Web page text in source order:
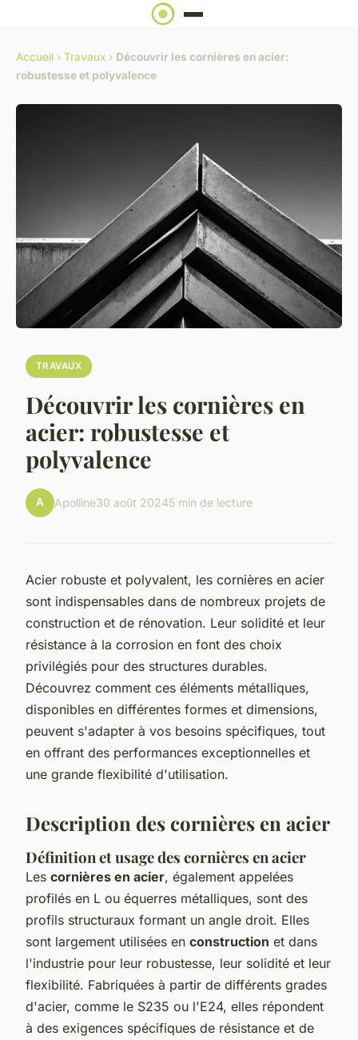
Accueil › Travaux › Découvrir les cornières en acier:
robustesse et polyvalence
TRAVAUX
Découvrir les cornières en
acier: robustesse et
polyvalence
A Apolline30 août 20245 min de lecture
Acier robuste et polyvalent, les cornières en acier
sont indispensables dans de nombreux projets de
construction et de rénovation. Leur solidité et leur
résistance à la corrosion en font des choix
privilégiés pour des structures durables.
Découvrez comment ces éléments métalliques,
disponibles en différentes formes et dimensions,
peuvent s'adapter à vos besoins spécifiques, tout
en offrant des performances exceptionnelles et
une grande flexibilité d'utilisation.
Description des cornières en acier
Définition et usage des cornières en acier
Les cornières en acier, également appelées
profilés en L ou équerres métalliques, sont des
profils structuraux formant un angle droit. Elles
sont largement utilisées en construction et dans
l'industrie pour leur robustesse, leur solidité et leur
flexibilité. Fabriquées à partir de différents grades
d'acier, comme le S235 ou l'E24, elles répondent
à des exigences spécifiques de résistance et de